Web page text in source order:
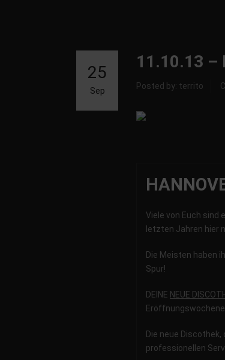
11.10.13 –
Posted by: territo
25
Sep
Viele von Euch sind
letzten Jahren hier
Die Meisten haben
Spur!
DEINE NEUE
Die neue
professionellen